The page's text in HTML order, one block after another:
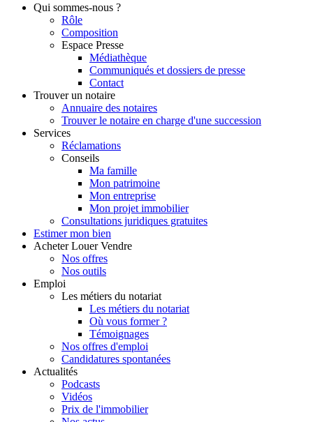
Qui sommes-nous ?
Rôle
Composition
Espace Presse
Médiathèque
Communiqués et dossiers de presse
Contact
Trouver un notaire
Annuaire des notaires
Trouver le notaire en charge d'une succession
Services
Réclamations
Conseils
Ma famille
Mon patrimoine
Mon entreprise
Mon projet immobilier
Consultations juridiques gratuites
Estimer mon bien
Acheter Louer Vendre
Nos offres
Nos outils
Emploi
Les métiers du notariat
Les métiers du notariat
Où vous former ?
Témoignages
Nos offres d'emploi
Candidatures spontanées
Actualités
Podcasts
Vidéos
Prix de l'immobilier